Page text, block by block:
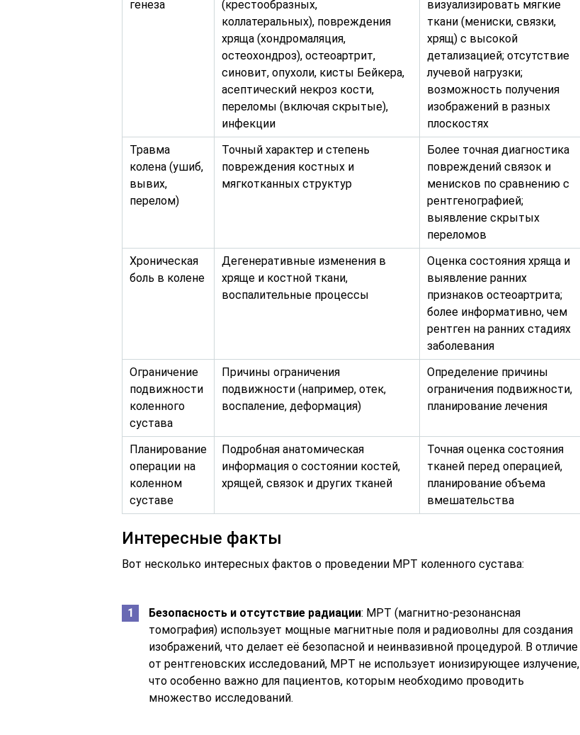
генеза
(крестообразных,
коллатеральных), повреждения
хряща (хондромаляция,
остеохондроз), остеоартрит,
синовит, опухоли, кисты Бейкера,
асептический некроз кости,
переломы (включая скрытые),
инфекции
визуализировать мягкие
ткани (мениски, связки,
хрящ) с высокой
детализацией; отсутствие
лучевой нагрузки;
возможность получения
изображений в разных
плоскостях
Травма
колена (ушиб,
вывих,
перелом)
Точный характер и степень
повреждения костных и
мягкотканных структур
Более точная диагностика
повреждений связок и
менисков по сравнению с
рентгенографией;
выявление скрытых
переломов
Хроническая
боль в колене
Дегенеративные изменения в
хряще и костной ткани,
воспалительные процессы
Оценка состояния хряща и
выявление ранних
признаков остеоартрита;
более информативно, чем
рентген на ранних стадиях
заболевания
Ограничение
подвижности
коленного
сустава
Причины ограничения
подвижности (например, отек,
воспаление, деформация)
Определение причины
ограничения подвижности,
планирование лечения
Планирование
операции на
коленном
суставе
Подробная анатомическая
информация о состоянии костей,
хрящей, связок и других тканей
Точная оценка состояния
тканей перед операцией,
планирование объема
вмешательства
Интересные факты
Вот несколько интересных фактов о проведении МРТ коленного сустава:
Безопасность и отсутствие радиации: МРТ (магнитно-резонансная
томография) использует мощные магнитные поля и радиоволны для создания
изображений, что делает её безопасной и неинвазивной процедурой. В отличие
от рентгеновских исследований, МРТ не использует ионизирующее излучение,
что особенно важно для пациентов, которым необходимо проводить
множество исследований.